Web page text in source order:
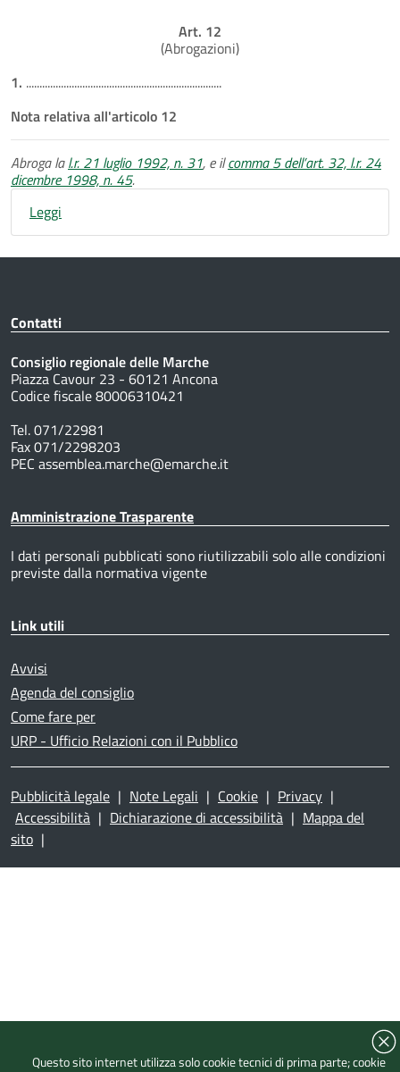
Art. 12
(Abrogazioni)
1. .........................................................................
Nota relativa all'articolo 12
Abroga lal.r. 21 luglio 1992, n. 31, e ilcomma 5 dell’art. 32, l.r. 24
dicembre 1998, n. 45.
Leggi
Contatti
Consiglio regionale delle Marche
Piazza Cavour 23 - 60121 Ancona
Codice fiscale 80006310421
Tel. 071/22981
Fax 071/2298203
PEC assemblea.marche@emarche.it
Amministrazione Trasparente
I dati personali pubblicati sono riutilizzabili solo alle condizioni
previste dalla normativa vigente
Link utili
Avvisi
Agenda del consiglio
Come fare per
URP - Ufficio Relazioni con il Pubblico
Pubblicità legale | Note Legali | Cookie | Privacy |
Accessibilità | Dichiarazione di accessibilità | Mappa del
sito |
Questo sito internet utilizza solo cookie tecnici di prima parte; cookie